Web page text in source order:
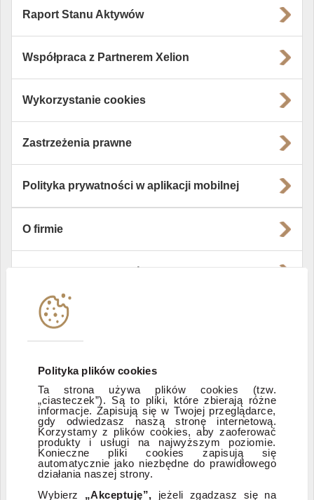
Polityka plików cookies
Ta strona używa plików cookies (tzw.
„ciasteczek”). Są to pliki, które zbierają różne
informacje. Zapisują się w Twojej przeglądarce,
gdy odwiedzasz naszą stronę internetową.
Korzystamy z plików cookies, aby zaoferować
produkty i usługi na najwyższym poziomie.
Konieczne pliki cookies zapisują się
automatycznie jako niezbędne do prawidłowego
działania naszej strony.
Wybierz „Akceptuję”, jeżeli zgadzasz się na
Raport Stanu Aktywów
Współpraca z Partnerem Xelion
Wykorzystanie cookies
Zastrzeżenia prawne
Polityka prywatności w aplikacji mobilnej
O firmie
Instytucje współpracujące
Zastrzeżenia prawne
ESG